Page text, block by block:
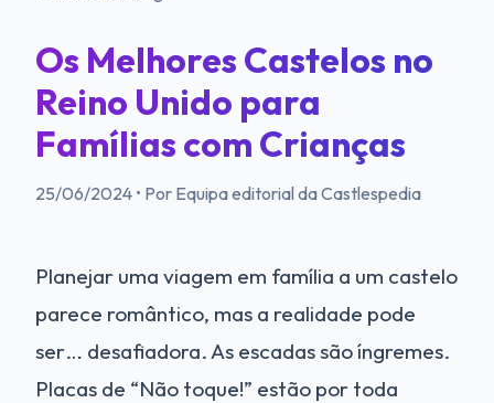
Os Melhores Castelos no
Reino Unido para
Famílias com Crianças
25/06/2024 • Por Equipa editorial da Castlespedia
Planejar uma viagem em família a um castelo
parece romântico, mas a realidade pode
ser… desafiadora. As escadas são íngremes.
Placas de “Não toque!” estão por toda